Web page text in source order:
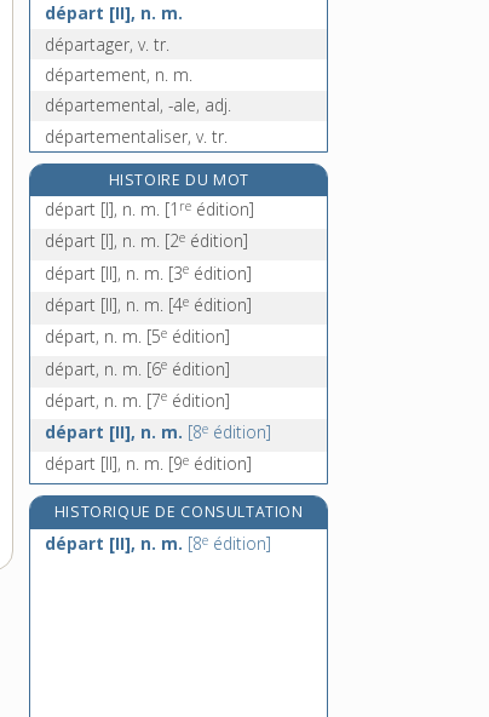
départ [II], n. m.
départager, v. tr.
département, n. m.
départemental, -ale, adj.
départementaliser, v. tr.
départie, n. f.[7eédition]
départir, v. tr. et pron.
dépassant, n. m.
dépasser, v. tr.
HISTOIRE DU MOT
départ [I], n. m. [1 re édition]
départ [I], n. m. [2e édition]
départ [II], n. m. [3e édition]
départ [II], n. m. [4e édition]
départ, n. m. [5e édition]
départ, n. m. [6e édition]
départ, n. m. [7e édition]
départ [II], n. m. [8e édition]
départ [II], n. m. [9e édition]
HISTORIQUE DE CONSULTATION
départ [II], n. m. [8e édition]